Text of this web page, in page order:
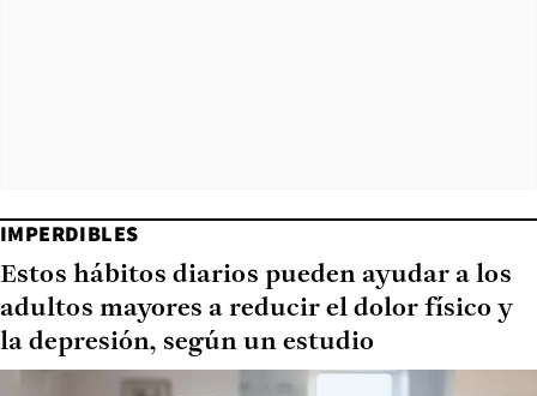
IMPERDIBLES
Estos hábitos diarios pueden ayudar a los
adultos mayores a reducir el dolor físico y
la depresión, según un estudio